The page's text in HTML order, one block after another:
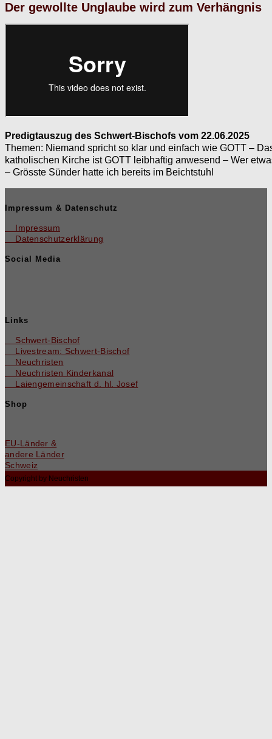
Der gewollte Unglaube wird zum Verhängnis
Predig­tauszug des Schw­ert-Bischofs vom 22.06.2025
The­men: Nie­mand spricht so klar und ein­fach wie GOTT –
katholis­chen Kirche ist GOTT leib­haftig anwe­send – Wer
– Grösste Sün­der hat­te ich bere­its im Beichtstuhl
Impressum & Datenschutz
Impressum
Datenschutzerklärung
Social Media
Links
Schwert-Bischof
Livestream: Schwert-Bischof
Neuchristen
Neuchris­ten Kinderkanal
Laienge­mein­schaft d. hl. Josef
Shop
EU-Län­der &
andere Länder
Schweiz
Copyright by Neuchristen